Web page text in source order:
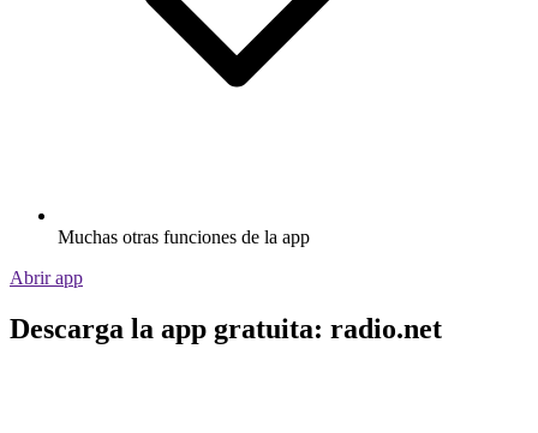
Muchas otras funciones de la app
Abrir app
Descarga la app gratuita: radio.net